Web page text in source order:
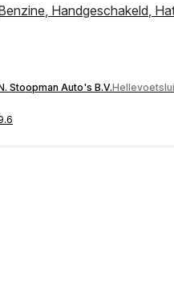
Handgeschakeld
Stoopman Auto's B.V.